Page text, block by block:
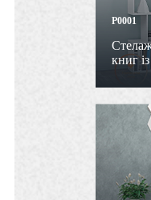
P0001
книг